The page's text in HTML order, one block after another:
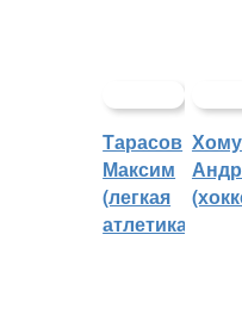
Тарасов
Максим
(легкая
атлетика)